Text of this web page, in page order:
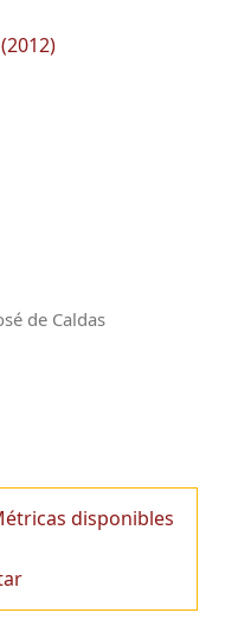
de Caldas
disponibles